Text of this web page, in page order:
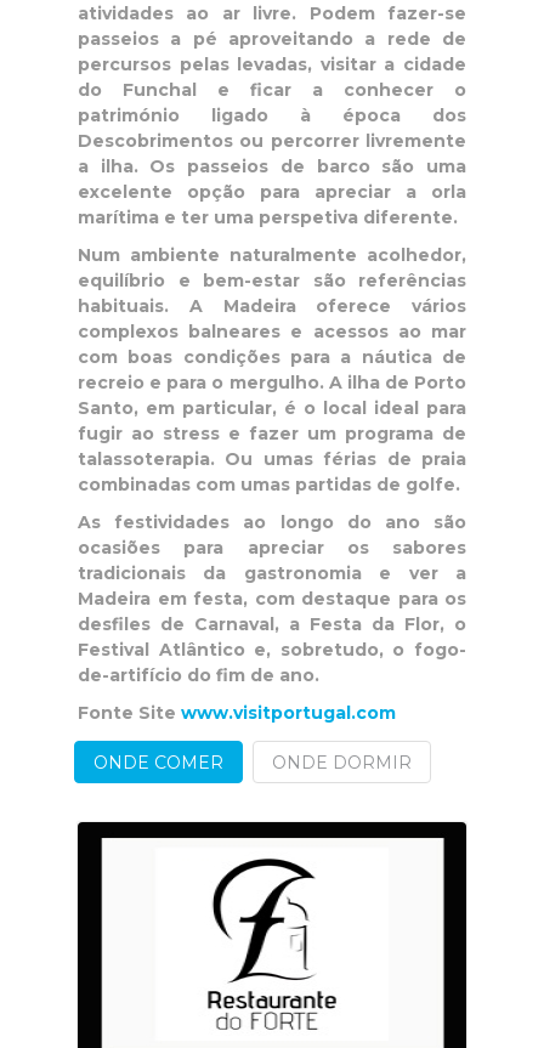
atividades ao ar livre. Podem fazer-se
passeios a pé aproveitando a rede de
percursos pelas levadas, visitar a cidade
do Funchal e ficar a conhecer o
património ligado à época dos
Descobrimentos ou percorrer livremente
a ilha. Os passeios de barco são uma
excelente opção para apreciar a orla
marítima e ter uma perspetiva diferente.
Num ambiente naturalmente acolhedor,
equilíbrio e bem-estar são referências
habituais. A Madeira oferece vários
complexos balneares e acessos ao mar
com boas condições para a náutica de
recreio e para o mergulho. A ilha de Porto
Santo, em particular, é o local ideal para
fugir ao stress e fazer um programa de
talassoterapia. Ou umas férias de praia
combinadas com umas partidas de golfe.
As festividades ao longo do ano são
ocasiões para apreciar os sabores
tradicionais da gastronomia e ver a
Madeira em festa, com destaque para os
desfiles de Carnaval, a Festa da Flor, o
Festival Atlântico e, sobretudo, o fogo-
de-artifício do fim de ano.
Fonte Site www.visitportugal.com
ONDE COMER ONDE DORMIR